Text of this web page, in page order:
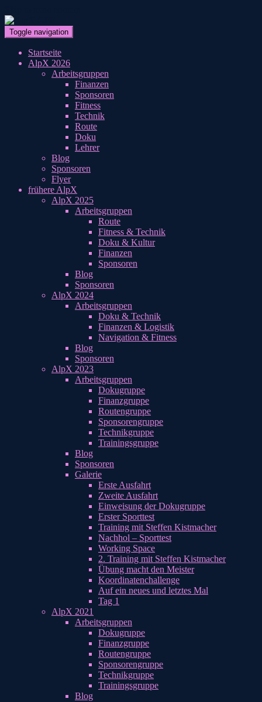
Toggle navigation
Startseite
AlpX 2026
Arbeitsgruppen
Finanzen
Sponsoren
Fitness
Technik
Route
Doku
Lehrer
Blog
Sponsoren
Flyer
frühere AlpX
AlpX 2025
Arbeitsgruppen
Route
Fitness & Technik
Doku & Kultur
Finanzen
Sponsoren
Blog
Sponsoren
AlpX 2024
Arbeitsgruppen
Doku & Technik
Finanzen & Logistik
Navigation & Fitness
Blog
Sponsoren
AlpX 2023
Arbeitsgruppen
Dokugruppe
Finanzgruppe
Routengruppe
Sponsorengruppe
Technikgruppe
Trainingsgruppe
Blog
Sponsoren
Galerie
Erste Ausfahrt
Zweite Ausfahrt
Einweisung der Dokugruppe
Erster Sporttest
Training mit Steffen Kistmacher
Nachhol – Sporttest
Working Space
2. Training mit Steffen Kistmacher
Übung macht den Meister
Koordinatenchallenge
Auf ein neues und letztes Mal
Tag 1
AlpX 2021
Arbeitsgruppen
Dokugruppe
Finanzgruppe
Routengruppe
Sponsorengruppe
Technikgruppe
Trainingsgruppe
Blog